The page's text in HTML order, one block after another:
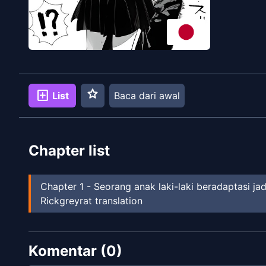
add_box List star Baca dari awal
Chapter list
Chapter 1 - Seorang anak laki-laki beradaptasi
Rickgreyrat translation
Komentar (0)